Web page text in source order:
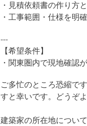
・見積依頼書の作り方
・工事範囲・仕様を明
---
【希望条件】
・関東圏内で現地確認
ご多忙のところ恐縮で
すと幸いです。どうぞ
建築家の所在地について